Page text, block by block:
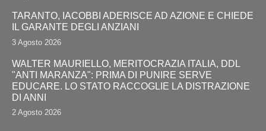
TARANTO, IACOBBI ADERISCE AD AZIONE E CHIEDE
IL GARANTE DEGLI ANZIANI
3 Agosto 2026
WALTER MAURIELLO, MERITOCRAZIA ITALIA, DDL
"ANTI MARANZA": PRIMA DI PUNIRE SERVE
EDUCARE. LO STATO RACCOGLIE LA DISTRAZIONE
DI ANNI
2 Agosto 2026